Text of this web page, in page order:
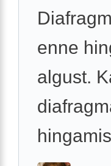
enne
algust.